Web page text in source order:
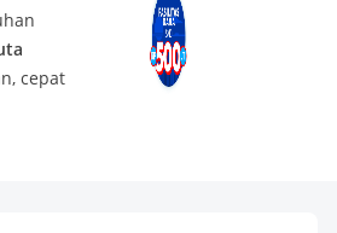
cepat